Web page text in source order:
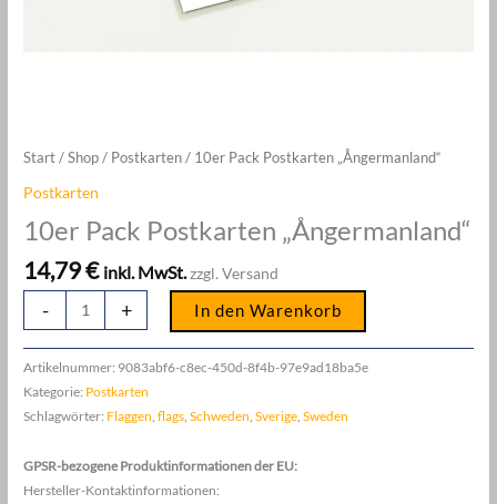
Start /Shop / Postkarten / 10er Pack Postkarten „Ångermanland“
Postkarten
10er Pack Postkarten „Ångermanland“
14,79€ inkl. MwSt.zzgl. Versand
-
Pack
Postkarten
"Ångermanland"
Menge
+ In den Warenkorb
Artikelnummer: 9083abf6-c8ec-450d-8f4b-97e9ad18ba5e
Kategorie: Postkarten
Schlagwörter: Flaggen,flags,Schweden,Sverige,Sweden
GPSR-bezogene Produktinformationen der EU:
Hersteller-Kontaktinformationen: